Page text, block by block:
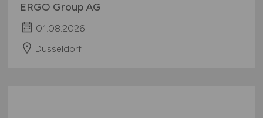
ERGO Group AG
01.08.2026
Düsseldorf